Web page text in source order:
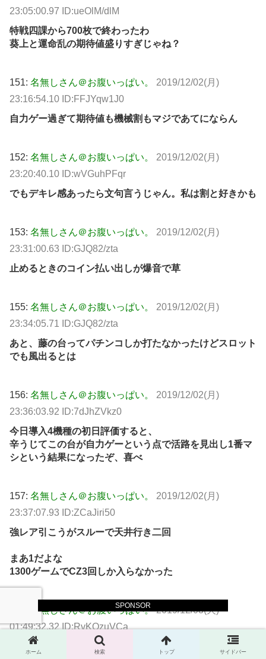
SPONSOR
23:05:00.97 ID:ueOlM/dlM
特戦四課から700枚で終わったわ
葵上と運命乱の期待値盛りすぎじゃね？
151: 名無しさん＠お腹いっぱい。
2019/12/02(月)
23:16:54.10 ID:FFJYqw1J0
自力ゲー過ぎて期待値も機械割もマジであてにならん
152: 名無しさん＠お腹いっぱい。
2019/12/02(月)
23:20:40.10 ID:wVGuhPFqr
でもデキレ感あったら文句言うじゃん。私は割と好きかも
153: 名無しさん＠お腹いっぱい。
2019/12/02(月)
23:31:00.63 ID:GJQ82/zta
止めるときのコイン払い出しが爆音で草
155: 名無しさん＠お腹いっぱい。
2019/12/02(月)
23:34:05.71 ID:GJQ82/zta
あと、藤の台ってパチンコしか打たなかったけどスロット
でも風出るとは
156: 名無しさん＠お腹いっぱい。
2019/12/02(月)
23:36:03.92 ID:7dJhZVkz0
今日導入4機種の初日評価すると、
辛うじてこの台が自力ゲーという点で活路を見出し1番マ
シという結果になったぞ、喜べ
157: 名無しさん＠お腹いっぱい。
2019/12/02(月)
23:37:07.93 ID:ZCaJiri50
強レア引こうがスルーで天井行き二回
まあ1だよな
1300ゲームでCZ3回しか入らなかった
名無しさん＠お腹いっぱい。 2019/12/03(火)
01:49:32.32 ID:RvKQzuVCa
四課で白4虹3で500枚
ホーム 検索 トップ サイドバー